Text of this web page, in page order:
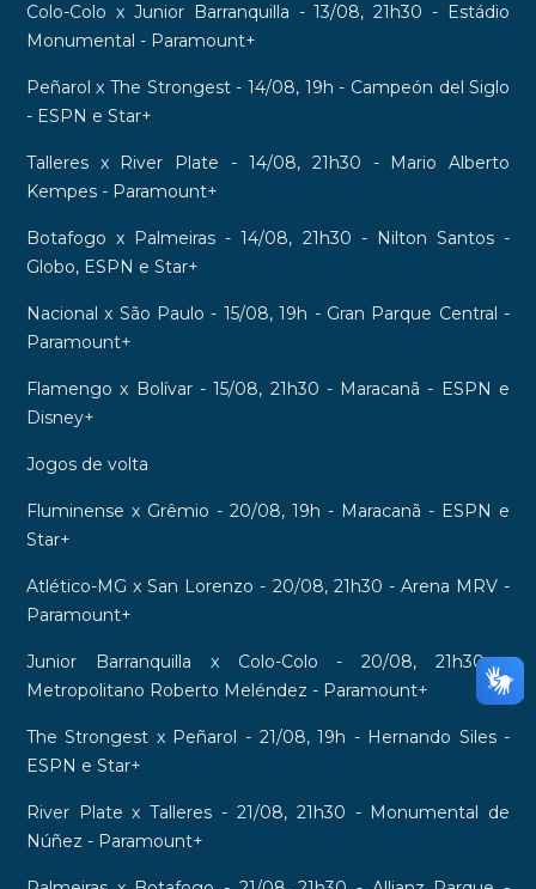
Colo-Colo x Junior Barranquilla - 13/08, 21h30 - Estádio
Monumental - Paramount+
Peñarol x The Strongest - 14/08, 19h - Campeón del Siglo
- ESPN e Star+
Talleres x River Plate - 14/08, 21h30 - Mario Alberto
Kempes - Paramount+
Botafogo x Palmeiras - 14/08, 21h30 - Nilton Santos -
Globo, ESPN e Star+
Nacional x São Paulo - 15/08, 19h - Gran Parque Central -
Paramount+
Flamengo x Bolívar - 15/08, 21h30 - Maracanã - ESPN e
Disney+
Jogos de volta
Fluminense x Grêmio - 20/08, 19h - Maracanã - ESPN e
Star+
Atlético-MG x San Lorenzo - 20/08, 21h30 - Arena MRV -
Paramount+
Junior Barranquilla x Colo-Colo - 20/08, 21h30 -
Metropolitano Roberto Meléndez - Paramount+
The Strongest x Peñarol - 21/08, 19h - Hernando Siles -
ESPN e Star+
River Plate x Talleres - 21/08, 21h30 - Monumental de
Núñez - Paramount+